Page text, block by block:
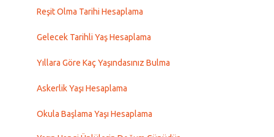
Reşit Olma Tarihi Hesaplama
Gelecek Tarihli Yaş Hesaplama
Yıllara Göre Kaç Yaşındasınız Bulma
Askerlik Yaşı Hesaplama
Okula Başlama Yaşı Hesaplama